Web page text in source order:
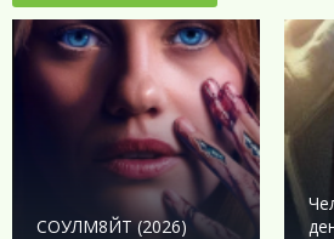
СОУЛМ8ЙТ (2026)